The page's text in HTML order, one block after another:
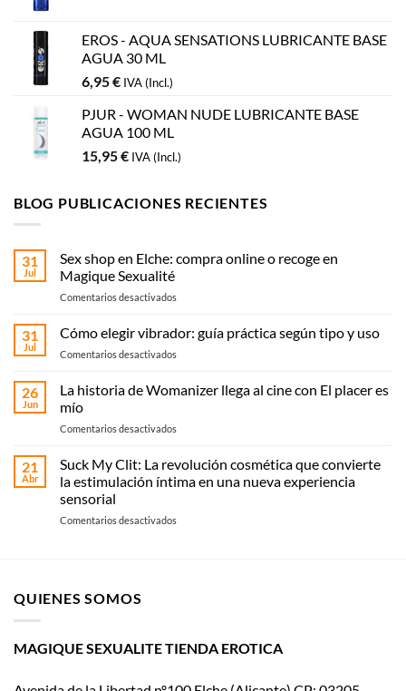
EROS - AQUA SENSATIONS LUBRICANTE BASE
AGUA 30 ML
6,95€ IVA (Incl.)
PJUR - WOMAN NUDE LUBRICANTE BASE
AGUA 100 ML
15,95€ IVA (Incl.)
BLOG PUBLICACIONES RECIENTES
31
Jul
Sex shop en Elche: compra online o recoge en
Magique Sexualité
Comentarios desactivadosen
shop
Elche:
online
en
Sexualité
31
Jul
Cómo elegir vibrador: guía práctica según tipo y uso
Comentarios desactivadosen
elegir
práctica
tipo
26
Jun
La historia de Womanizer llega al cine con El placer es
mío
Comentarios desactivadosen
historia
Womanizer
al
21
Abr
Suck My Clit: La revolución cosmética que convierte
la estimulación íntima en una nueva experiencia
sensorial
Comentarios desactivadosen
convierte
QUIENES SOMOS
MAGIQUE SEXUALITE TIENDA EROTICA